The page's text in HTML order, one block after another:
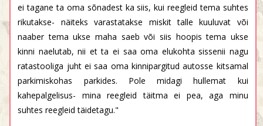
ei tagane ta oma sõnadest ka siis, kui reegleid tema suhtes
rikutakse- näiteks varastatakse miskit talle kuuluvat või
naaber tema ukse maha saeb või siis hoopis tema ukse
kinni naelutab, nii et ta ei saa oma elukohta sissenii nagu
ratastooliga juht ei saa oma kinnipargitud autosse kitsamal
parkimiskohas parkides. Pole midagi hullemat kui
kahepalgelisus- mina reegleid täitma ei pea, aga minu
suhtes reegleid täidetagu."